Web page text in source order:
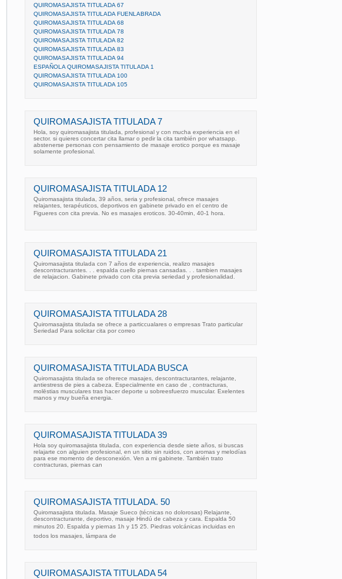
QUIROMASAJISTA TITULADA 67
QUIROMASAJISTA TITULADA FUENLABRADA
QUIROMASAJISTA TITULADA 68
QUIROMASAJISTA TITULADA 78
QUIROMASAJISTA TITULADA 82
QUIROMASAJISTA TITULADA 83
QUIROMASAJISTA TITULADA 94
ESPAÑOLA QUIROMASAJISTA TITULADA 1
QUIROMASAJISTA TITULADA 100
QUIROMASAJISTA TITULADA 105
QUIROMASAJISTA TITULADA 7
Hola, soy quiromasajista titulada, profesional y con mucha experiencia en el
sector. si quieres concertar cita llamar o pedir la cita también por whatsapp.
abstenerse personas con pensamiento de masaje erotico porque es masaje
solamente profesional.
QUIROMASAJISTA TITULADA 12
Quiromasajista titulada, 39 años, seria y profesional, ofrece masajes
relajantes, terapéuticos, deportivos en gabinete privado en el centro de
Figueres con cita previa. No es masajes eroticos. 30-40min, 40-1 hora.
QUIROMASAJISTA TITULADA 21
Quiromasajista titulada con 7 años de experiencia, realizo masajes
descontracturantes. . . espalda cuello piernas cansadas. . . tambien masajes
de relajacion. Gabinete privado con cita previa seriedad y profesionalidad.
QUIROMASAJISTA TITULADA 28
Quiromasajista titulada se ofrece a particcualares o empresas Trato particular
Seriedad Para solicitar cita por correo
QUIROMASAJISTA TITULADA BUSCA
Quiromasajista titulada se ofrerece masajes, descontracturantes, relajante,
antiestress de pies a cabeza. Especialmente en caso de , contracturas,
molēstias musculares tras hacer deporte u sobreesfuerzo muscular. Exelentes
manos y muy bueña energia.
QUIROMASAJISTA TITULADA 39
Hola soy quiromasajista titulada, con experiencia desde siete años, si buscas
relajarte con alguien profesional, en un sitio sin ruidos, con aromas y melodías
para ese momento de desconexión. Ven a mi gabinete. También trato
contracturas, piernas can
QUIROMASAJISTA TITULADA. 50
Quiromasajista titulada. Masaje Sueco (técnicas no dolorosas) Relajante,
descontracturante, deportivo, masaje Hindú de cabeza y cara. Espalda 50
minutos 20. Espalda y piernas 1h y 15 25. Piedras volcánicas incluidas en
todos los masajes, lámpara de
QUIROMASAJISTA TITULADA 54